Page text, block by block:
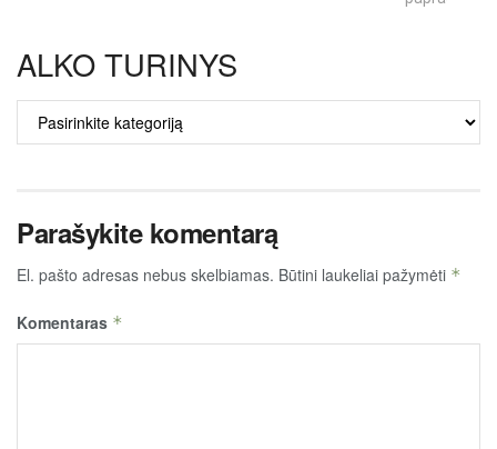
ALKO TURINYS
TURINYS
Parašykite komentarą
El. pašto adresas nebus skelbiamas. Būtini laukeliai pažymėti *
Komentaras *